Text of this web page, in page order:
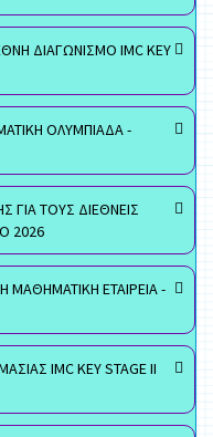
ΔΙΑΓΩΝΙΣΜΟ IMC KEY
ΟΛΥΜΠΙΑΔΑ -
ΓΙΑ ΤΟΥΣ ΔΙΕΘΝΕΙΣ
2026
ΜΑΘΗΜΑΤΙΚΗ ΕΤΑΙΡΕΙΑ -
IMC KEY STAGE II